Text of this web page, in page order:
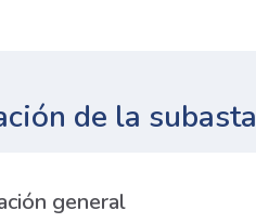
de la subasta
general